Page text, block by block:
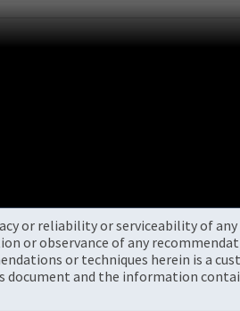
or reliability or serviceability of
or observance of any
or techniques herein is a
and the information